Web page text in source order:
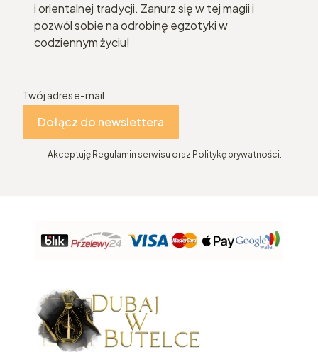
i orientalnej tradycji. Zanurz się w tej magii i
pozwól sobie na odrobinę egzotyki w
codziennym życiu!
Twój adres e-mail
Dołącz do newslettera
Akceptuję Regulamin serwisu oraz Politykę prywatności.